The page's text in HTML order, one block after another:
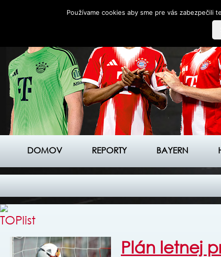
DOMOV REPORTY BAYERN
Plán letnej
Používame cookies aby sme pre vás zabezpečili